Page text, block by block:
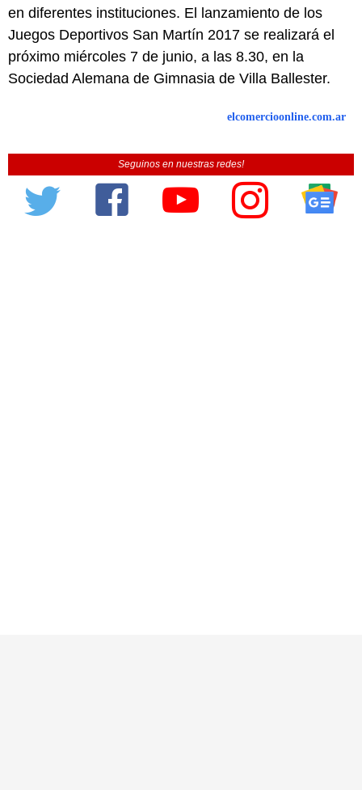
en diferentes instituciones. El lanzamiento de los
Juegos Deportivos San Martín 2017 se realizará el
próximo miércoles 7 de junio, a las 8.30, en la
Sociedad Alemana de Gimnasia de Villa Ballester.
elcomercioonline.com.ar
Seguinos en nuestras redes!